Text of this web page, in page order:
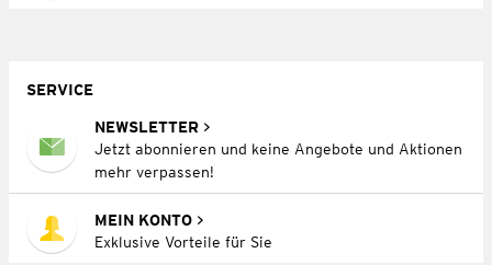
SERVICE
NEWSLETTER
Jetzt abonnieren und keine Angebote und Aktionen
mehr verpassen!
MEIN KONTO
Exklusive Vorteile für Sie